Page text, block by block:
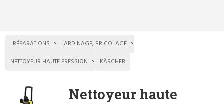
RÉPARATIONS
JARDINAGE, BRICOLAGE
NETTOYEUR HAUTE PRESSION
KÄRCHER
Nettoyeur haute